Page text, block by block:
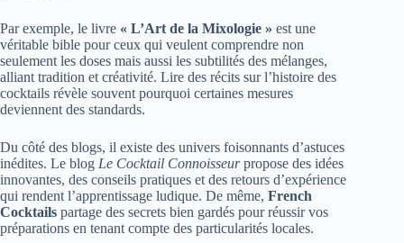
Par exemple, le livre « L’Art de la Mixologie » est une
véritable bible pour ceux qui veulent comprendre non
seulement les doses mais aussi les subtilités des mélanges,
alliant tradition et créativité. Lire des récits sur l’histoire des
cocktails révèle souvent pourquoi certaines mesures
deviennent des standards.
Du côté des blogs, il existe des univers foisonnants d’astuces
inédites. Le blog Le Cocktail Connoisseurpropose des idées
innovantes, des conseils pratiques et des retours d’expérience
qui rendent l’apprentissage ludique. De même, French
Cocktails partage des secrets bien gardés pour réussir vos
préparations en tenant compte des particularités locales.